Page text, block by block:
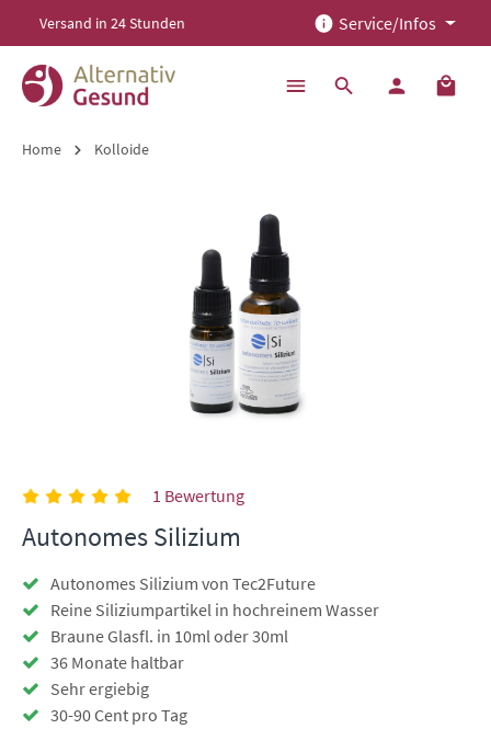
springen
Versand in 24 Stunden Service/Infos
Home Kolloide
1 Bewertung
Autonomes Silizium
Autonomes Silizium von Tec2Future
Reine Siliziumpartikel in hochreinem Wasser
Braune Glasfl. in 10ml oder 30ml
36 Monate haltbar
Sehr ergiebig
30-90 Cent pro Tag